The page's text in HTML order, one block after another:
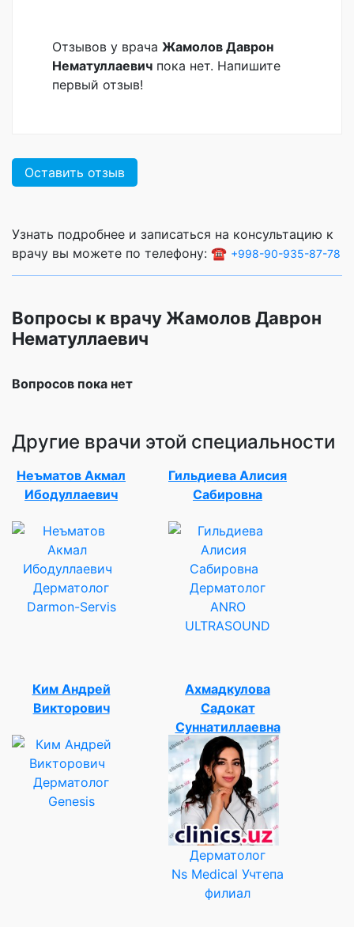
Отзывов у врача Жамолов Даврон
Нематуллаевич пока нет. Напишите
первый отзыв!
Оставить отзыв
Узнать подробнее и записаться на консультацию к
врачу вы можете по телефону: ☎️ +998-90-935-87-78
Вопросы к врачу Жамолов Даврон
Нематуллаевич
Вопросов пока нет
Другие врачи этой специальности
Неъматов Акмал
Ибодуллаевич
Дерматолог
Darmon-Servis
Гильдиева Алисия
Сабировна
Дерматолог
ANRO
ULTRASOUND
Ким Андрей
Викторович
Дерматолог
Genesis
Ахмадкулова
Садокат
Суннатиллаевна
Дерматолог
Ns Medical Учтепа
филиал